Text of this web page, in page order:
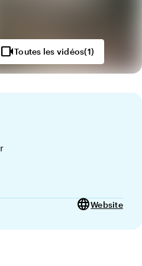
videocamToutes les vidéos(1)
languageWebsite